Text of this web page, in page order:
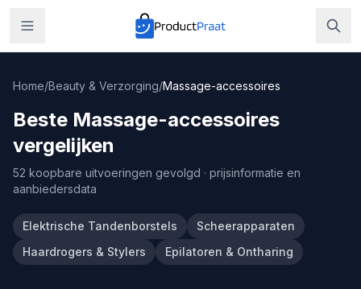
Home/Beauty & Verzorging/Massage-accessoires
Beste Massage-accessoires
vergelijken
52 koopbare uitvoeringen gevolgd · prijsinformatie en
aanbiedersdata
Elektrische Tandenborstels
Scheerapparaten
Haardrogers & Stylers
Epilatoren & Ontharing